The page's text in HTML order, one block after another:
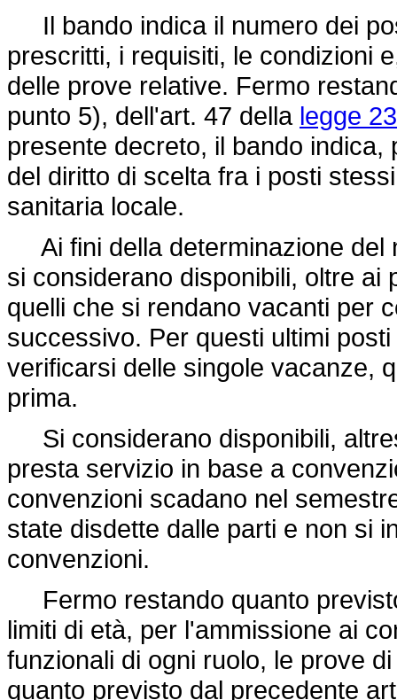
Il bando indica il numero dei
prescritti, i requisiti, le condizioni
delle prove relative. Fermo
punto 5), dell'art. 47 della legge
presente decreto, il bando
del diritto di scelta fra i posti
sanitaria locale.
Ai fini della determinazione del
si considerano disponibili, oltre ai
quelli che si rendano vacanti per
successivo. Per questi ultimi
verificarsi delle singole vacanze,
prima.
Si considerano disponibili,
presta servizio in base a
convenzioni scadano nel
state disdette dalle parti e non si
convenzioni.
Fermo restando quanto
limiti di età, per l'ammissione ai
funzionali di ogni ruolo, le prove
quanto previsto dal precedente